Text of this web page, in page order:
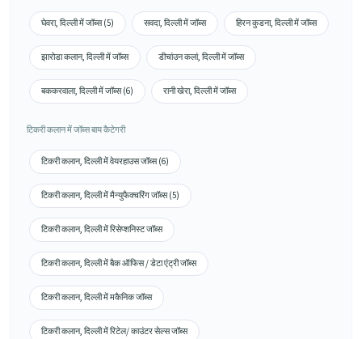
घेवरा, दिल्ली में जॉब्स (5) सवदा, दिल्ली में जॉब्स हिरन कुडना, दिल्ली में जॉब्स
झारोडा कलान, दिल्ली में जॉब्स डीचांउन कलां, दिल्ली में जॉब्स
बककरवाला, दिल्ली में जॉब्स (6) रानी खेरा, दिल्ली में जॉब्स
टिकरी कलान में जॉब्स बाय कैटेगरी
टिकरी कलान, दिल्ली में वेयरहाउस जॉब्स (6)
टिकरी कलान, दिल्ली में मैन्युफैक्चरिंग जॉब्स (5)
टिकरी कलान, दिल्ली में रिसेप्शनिस्ट जॉब्स
टिकरी कलान, दिल्ली में बैक ऑफिस / डेटा एंट्री जॉब्स
टिकरी कलान, दिल्ली में मकैनिक जॉब्स
टिकरी कलान, दिल्ली में रिटेल/ काउंटर सेल्स जॉब्स